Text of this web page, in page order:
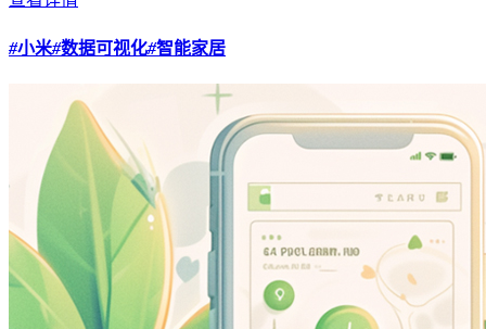
#小米#数据可视化#智能家居